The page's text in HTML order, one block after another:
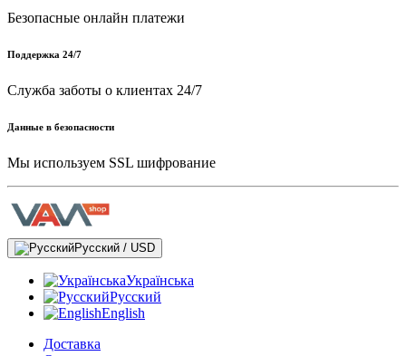
Безопасные онлайн платежи
Поддержка 24/7
Служба заботы о клиентах 24/7
Данные в безопасности
Мы используем SSL шифрование
Русский / USD
Українська
Русский
English
Доставка